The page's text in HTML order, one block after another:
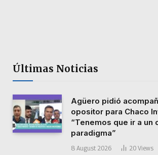
Últimas Noticias
Agüero pidió
opositor para Chaco
“Tenemos que ir a un
paradigma”
8 August 2026 20 Views